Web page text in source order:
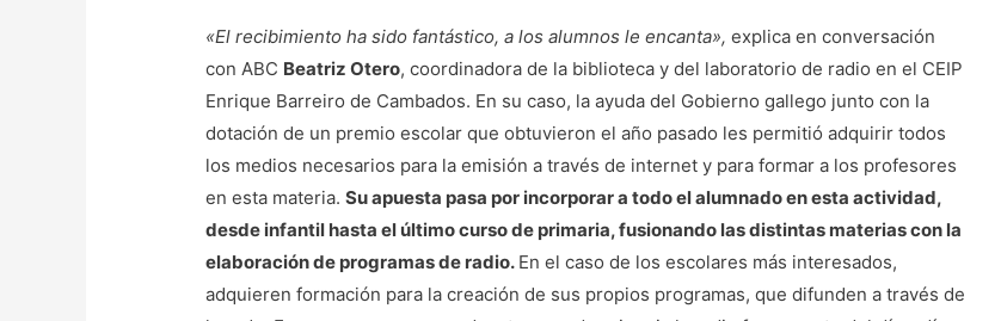
«El recibimiento ha sido fantástico, a los alumnos le encanta», explica en conversación
con ABC Beatriz Otero, coordinadora de la biblioteca y del laboratorio de radio en el CEIP
Enrique Barreiro de Cambados. En su caso, la ayuda del Gobierno gallego junto con la
dotación de un premio escolar que obtuvieron el año pasado les permitió adquirir todos
los medios necesarios para la emisión a través de internet y para formar a los profesores
en esta materia.Su apuesta pasa por incorporar a todo el alumnado en esta actividad,
desde infantil hasta el último curso de primaria, fusionando las distintas materias con la
elaboración de programas de radio. En el caso de los escolares más interesados,
adquieren formación para la creación de sus propios programas, que difunden a través de